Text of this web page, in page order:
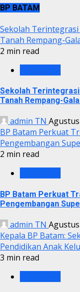
BP BATAM
Sekolah
Tanah Rempang-
2 min read
Sekolah
Tanah Rempang-
admin TN
BP Batam Perkuat
Pengembangan
2 min read
BP Batam Perkuat
Pengembangan
admin TN
Kepala BP Batam:
Pendidikan Anak
3 min read